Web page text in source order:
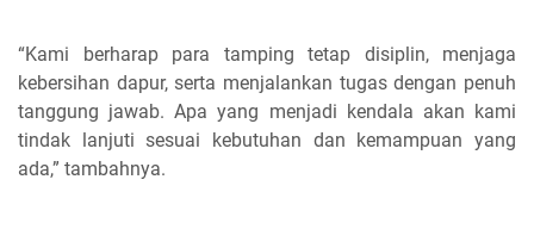
“Kami berharap para tamping tetap disiplin, menjaga
kebersihan dapur, serta menjalankan tugas dengan penuh
tanggung jawab. Apa yang menjadi kendala akan kami
tindak lanjuti sesuai kebutuhan dan kemampuan yang
ada,” tambahnya.